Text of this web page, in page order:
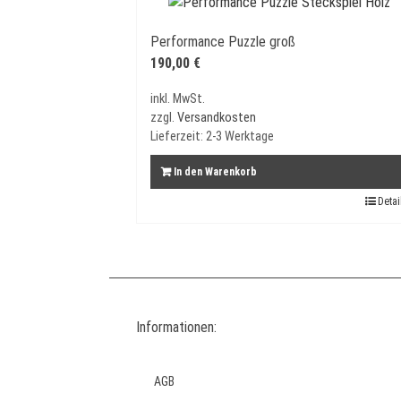
Performance Puzzle groß
190,00 €
inkl. MwSt.
zzgl. Versandkosten
Lieferzeit: 2-3 Werktage
In den Warenkorb
Informationen:
AGB